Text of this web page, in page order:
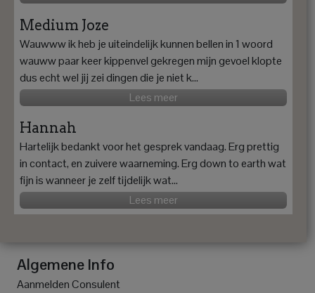
Medium Joze
Wauwww ik heb je uiteindelijk kunnen bellen in 1 woord
wauww paar keer kippenvel gekregen mijn gevoel klopte
dus echt wel jij zei dingen die je niet k...
Lees meer
Hannah
Hartelijk bedankt voor het gesprek vandaag. Erg prettig
in contact, en zuivere waarneming. Erg down to earth wat
fijn is wanneer je zelf tijdelijk wat...
Lees meer
Algemene Info
Aanmelden Consulent